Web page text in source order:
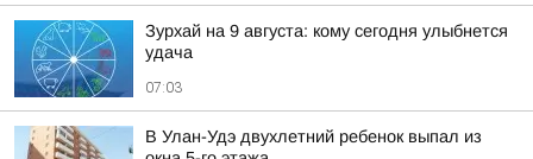
Зурхай на 9 августа: кому сегодня улыбнется
удача
07:03
В Улан-Удэ двухлетний ребенок выпал из